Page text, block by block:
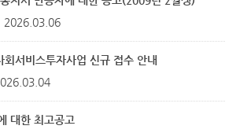
2026.03.06
서비스투자사업 신규 접수 안내
대한 최고공고